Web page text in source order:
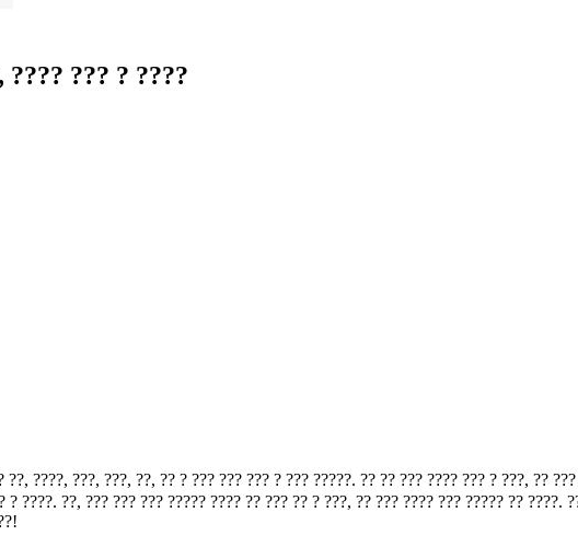
??? ? ????
????, ???, ???, ??, ?? ? ??? ??? ??? ? ??? ?????. ?? ?? ??? ???? ??? ? ???, ??
????. ??, ??? ??? ??? ????? ???? ?? ??? ?? ? ???, ?? ??? ???? ??? ????? ?? ????.